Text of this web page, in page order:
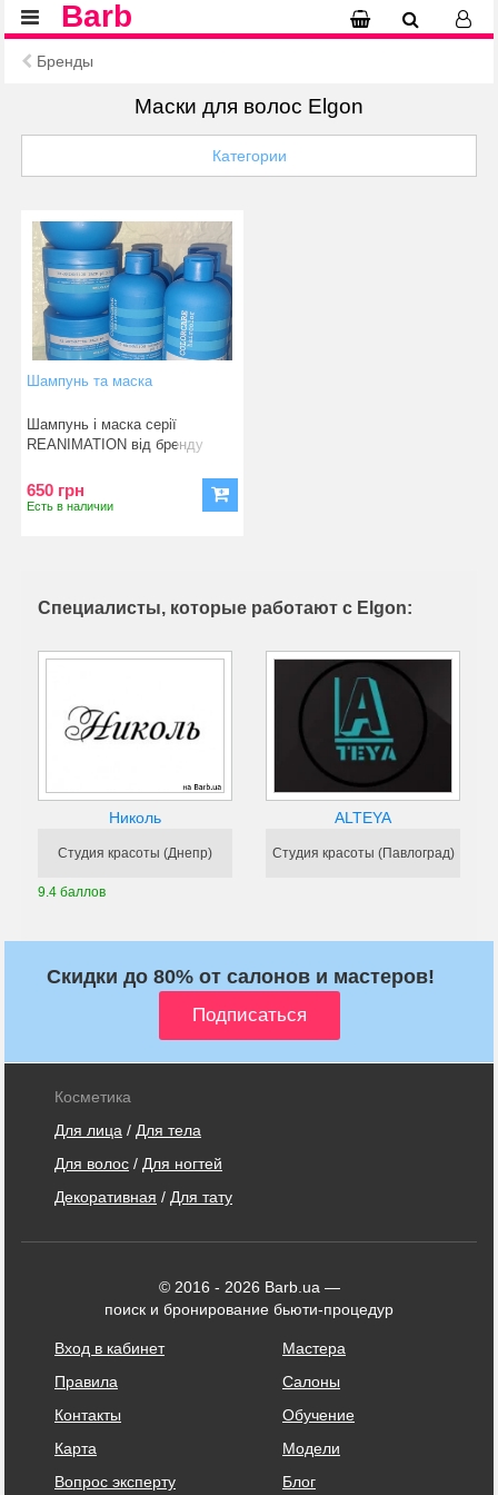
Barb
Бренды
Маски для волос Elgon
Категории
Шампунь та маска
Шампунь і маска серії
REANIMATION від бренду
650 грн
Есть в наличии
Специалисты, которые работают с Elgon:
Николь
Студия красоты (Днепр)
9.4 баллов
ALTEYA
Студия красоты (Павлоград)
Скидки до 80% от салонов и мастеров!
Косметика
Для лица / Для тела
Для волос / Для ногтей
Декоративная / Для тату
© 2016 - 2026 Barb.ua —
поиск и бронирование бьюти-процедур
Вход в кабинет
Правила
Контакты
Карта
Вопрос эксперту
Мастера
Салоны
Обучение
Модели
Блог